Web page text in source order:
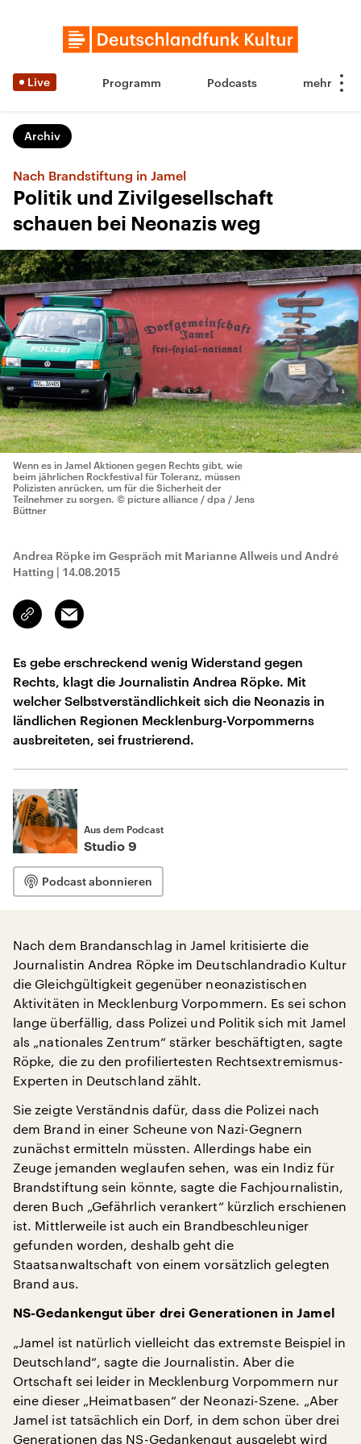
Live Programm Podcasts
Archiv
Nach Brandstiftung in Jamel
Politik und Zivilgesellschaft
schauen bei Neonazis weg
Wenn es in Jamel Aktionen gegen Rechts gibt, wie
beim jährlichen Rockfestival für Toleranz, müssen
Polizisten anrücken, um für die Sicherheit der
Teilnehmer zu sorgen. © picture alliance / dpa / Jens
Büttner
Andrea Röpke im Gespräch mit Marianne Allweis und André
Hatting | 14.08.2015
Link
kopieren/teilen
Email
Es gebe erschreckend wenig Widerstand gegen
Rechts, klagt die Journalistin Andrea Röpke. Mit
welcher Selbstverständlichkeit sich die Neonazis in
ländlichen Regionen Mecklenburg-Vorpommerns
ausbreiteten, sei frustrierend.
Aus dem Podcast
Studio 9
Podcast abonnieren
Nach dem Brandanschlag in Jamel kritisierte die
Journalistin Andrea Röpke im Deutschlandradio Kultur
die Gleichgültigkeit gegenüber neonazistischen
Aktivitäten in Mecklenburg Vorpommern. Es sei schon
lange überfällig, dass Polizei und Politik sich mit Jamel
als „nationales Zentrum“ stärker beschäftigten, sagte
Röpke, die zu den profiliertesten Rechtsextremismus-
Experten in Deutschland zählt.
Sie zeigte Verständnis dafür, dass die Polizei nach
dem Brand in einer Scheune von Nazi-Gegnern
zunächst ermitteln müssten. Allerdings habe ein
Zeuge jemanden weglaufen sehen, was ein Indiz für
Brandstiftung sein könnte, sagte die Fachjournalistin,
deren Buch „Gefährlich verankert“ kürzlich erschienen
ist. Mittlerweile ist auch ein Brandbeschleuniger
gefunden worden, deshalb geht die
Staatsanwaltschaft von einem vorsätzlich gelegten
Brand aus.
NS-Gedankengut über drei Generationen in Jamel
„Jamel ist natürlich vielleicht das extremste Beispiel in
Deutschland“, sagte die Journalistin. Aber die
Ortschaft sei leider in Mecklenburg Vorpommern nur
eine dieser „Heimatbasen“ der Neonazi-Szene. „Aber
Jamel ist tatsächlich ein Dorf, in dem schon über drei
Generationen das NS-Gedankengut ausgelebt wird